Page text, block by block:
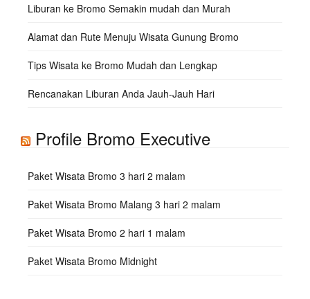
Liburan ke Bromo Semakin mudah dan Murah
Alamat dan Rute Menuju Wisata Gunung Bromo
Tips Wisata ke Bromo Mudah dan Lengkap
Rencanakan Liburan Anda Jauh-Jauh Hari
Profile Bromo Executive
Paket Wisata Bromo 3 hari 2 malam
Paket Wisata Bromo Malang 3 hari 2 malam
Paket Wisata Bromo 2 hari 1 malam
Paket Wisata Bromo Midnight